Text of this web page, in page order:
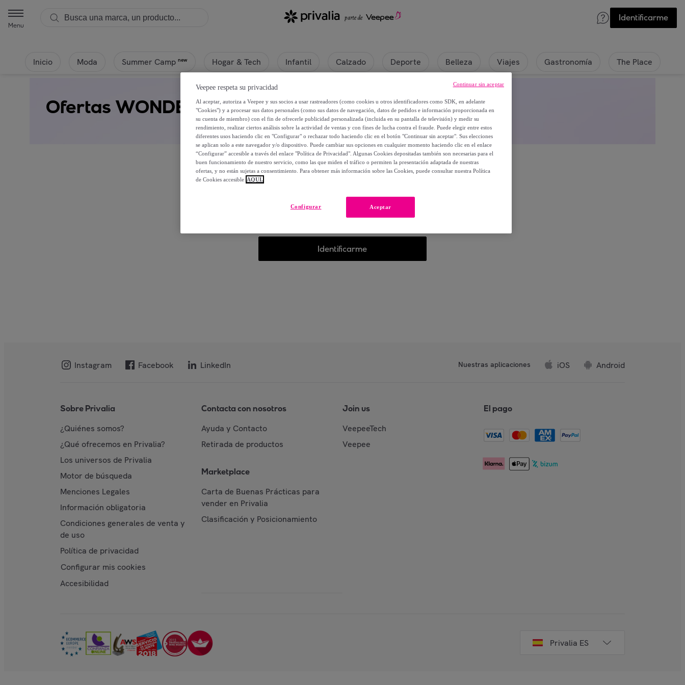
Menu
Identificarme
Inicio Moda Summer Camp new Hogar & Tech Infantil Calzado Deporte Belleza Viajes Gastronomía The Place
Ofertas WONDERS
Regístrate y accede a todos los productos visibles para nuestros miembros.
Identificarme
Instagram Facebook LinkedIn Nuestras aplicaciones iOS Android
Sobre Privalia
¿Quiénes somos?
¿Qué ofrecemos en Privalia?
Los universos de Privalia
Motor de búsqueda
Menciones Legales
Información obligatoria
Condiciones generales de venta y
de uso
Política de privacidad
Configurar mis cookies
Accesibilidad
Contacta con nosotros
Ayuda y Contacto
Retirada de productos
Marketplace
Carta de Buenas Prácticas para
vender en Privalia
Clasificación y Posicionamiento
Join us
VeepeeTech
Veepee
El pago
Privalia ES
Veepee respeta su privacidad
Al aceptar, autoriza a Veepee y sus socios a usar rastreadores (como cookies u otros identificadores como SDK, en adelante
"Cookies") y a procesar sus datos personales (como sus datos de navegación, datos de pedidos e información proporcionada en
su cuenta de miembro) con el fin de ofrecerle publicidad personalizada (incluida en su pantalla de televisión) y medir su
rendimiento, realizar ciertos análisis sobre la actividad de ventas y con fines de lucha contra el fraude. Puede elegir entre estos
diferentes usos haciendo clic en "Configurar" o rechazar todo haciendo clic en el botón "Continuar sin aceptar". Sus elecciones
se aplican solo a este navegador y/o dispositivo. Puede cambiar sus opciones en cualquier momento haciendo clic en el enlace
“Configurar” accesible a través del enlace "Política de Privacidad". Algunas Cookies depositadas también son necesarias para el
buen funcionamiento de nuestro servicio, como las que miden el tráfico o permiten la presentación adaptada de nuestras
ofertas, y no están sujetas a consentimiento. Para obtener más información sobre las Cookies, puede consultar nuestra Política
de Cookies accesible AQUÍ.
Aceptar
Configurar
Continuar sin aceptar